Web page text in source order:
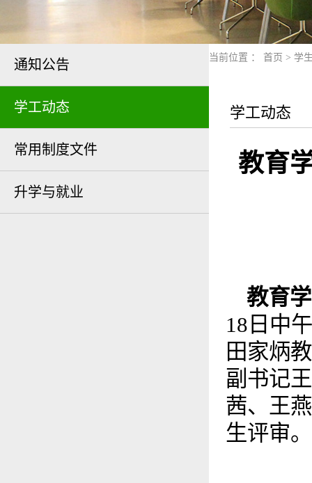
通知公告
学工动态
常用制度文件
升学与就业
当前位置 ： 首页 > 学
学工动态
教育
教育
18日中
田家炳
副书记
茜、王
生评审